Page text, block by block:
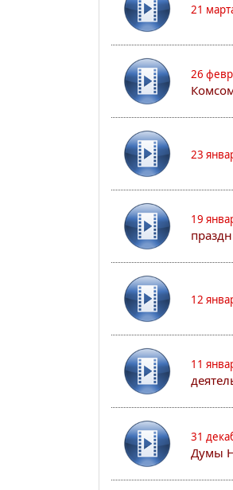
21
26
23
19
12
11
31
Думы